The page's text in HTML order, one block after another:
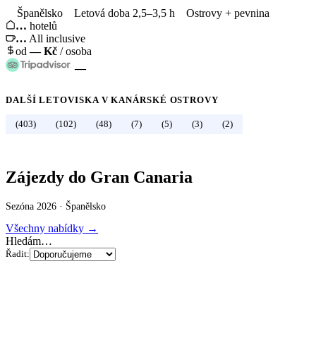
Španělsko Letová doba 2,5–3,5 h
Ostrovy + pevnina
… hotelů
… All inclusive
od—Kč / osoba
—
DALŠÍ LETOVISKA VKANÁRSKÉ OSTROVY
(403) (102) (48) (7) (5) (3) (2)
Zájezdy do Gran Canaria
Sezóna 2026 · Španělsko
Všechny nabídky →
Hledám…
Řadit: